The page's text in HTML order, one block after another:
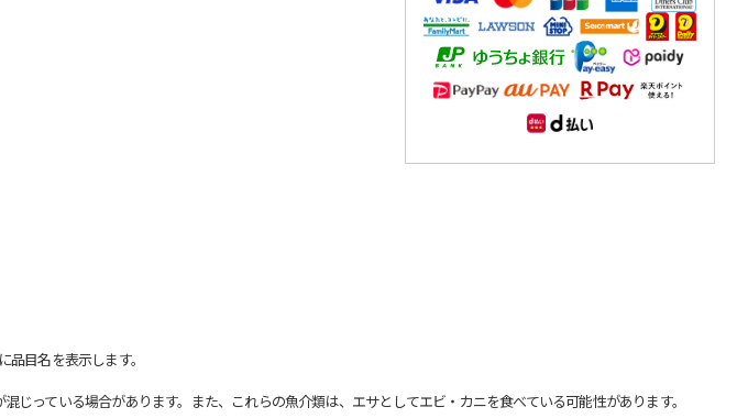
目名を表示します。
っている場合があります。また、これらの魚介類は、エサとしてエビ・カニを食べている可能性があります。